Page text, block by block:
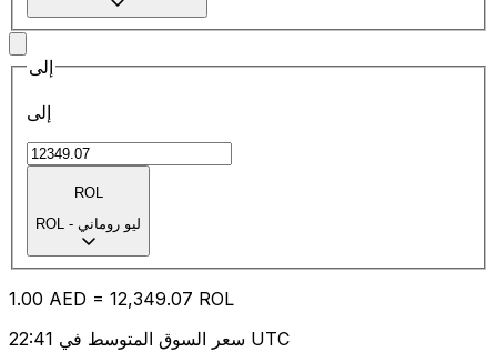
إلى
إلى
ROL
ROL - ليو روماني
1.00 AED = 12,349.07 ROL
سعر السوق المتوسط في 22:41 UTC